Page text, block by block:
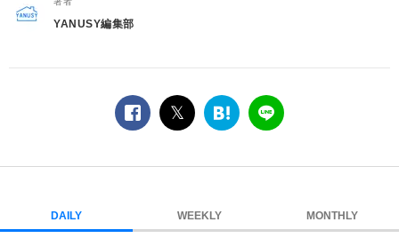
YANUSY編集部
facebook
twitterは
ブ
ク
マ
LINE
DAILY WEEKLY MONTHLY